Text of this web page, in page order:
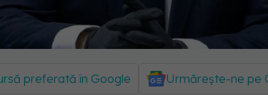
preferată în Google Urmărește-ne pe